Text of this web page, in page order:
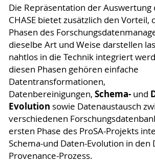
Die Repräsentation der Auswertung
CHASE bietet zusätzlich den Vorteil,
Phasen des
dieselbe Art und Weise darstellen
nahtlos in die Technik integriert
diesen Phasen gehören einfache
Datentransformationen,
Datenbereinigungen, Schema- und
Evolution sowie Datenaustausch
verschiedenen
ersten Phase des ProSA-Projekts
Schema-und Daten-Evolution in den
Provenance-Prozess.